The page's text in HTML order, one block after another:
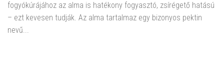
fogyókúrájához az alma is hatékony fogyasztó, zsírégető hatású
– ezt kevesen tudják. Az alma tartalmaz egy bizonyos pektin
nevű...